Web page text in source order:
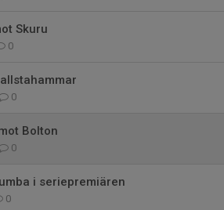
Skuru
0
0
Bolton
0
i seriepremiären
0